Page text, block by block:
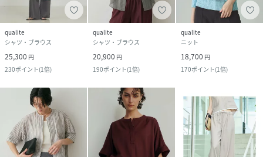
qualite
シャツ・ブラウス
25,300 円
230ポイント(1倍)
qualite
シャツ・ブラウス
20,900 円
190ポイント(1倍)
qualite
ニット
18,700 円
170ポイント(1倍)